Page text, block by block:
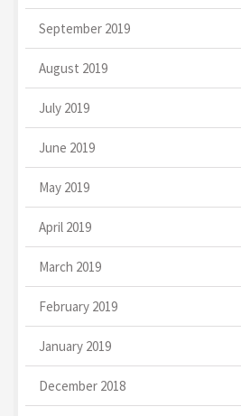
September 2019
August 2019
July 2019
June 2019
May 2019
April 2019
March 2019
February 2019
January 2019
December 2018